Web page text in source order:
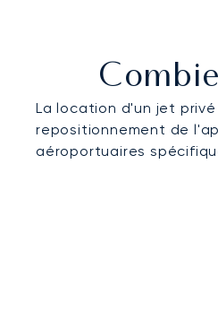
La location d'un jet
repositionnement de
aéroportuaires